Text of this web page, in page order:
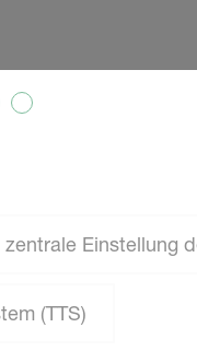
Einstellung
(TTS)